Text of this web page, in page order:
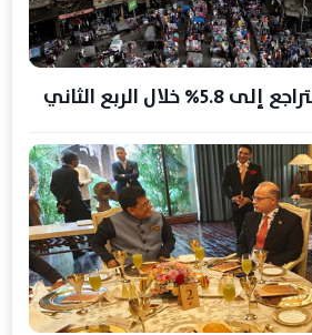
البطالة في مصر تتراجع إلى 5.8% خلال الربع الثاني